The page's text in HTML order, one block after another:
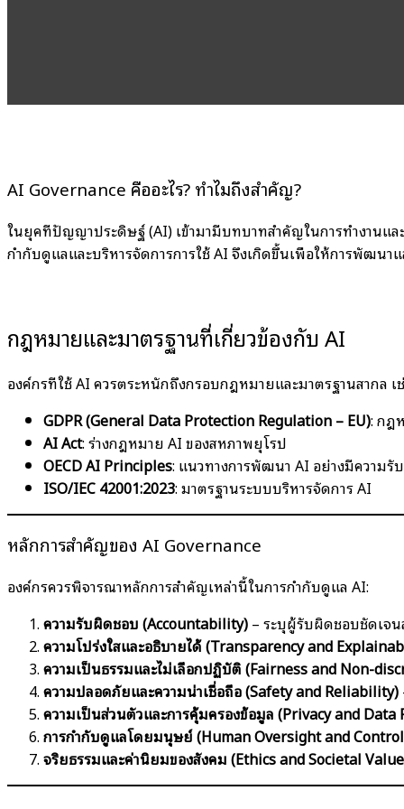
AI Governance คืออะไร? ทำไมถึงสำคัญ?
ในยุคที่ปัญญาประดิษฐ์ (AI) เข้ามามีบทบาทสำคัญในการทำงานแล
กำกับดูแลและบริหารจัดการการใช้ AI จึงเกิดขึ้นเพื่อให้การพัฒนา
กฎหมายและมาตรฐานที่เกี่ยวข้องกับ AI
องค์กรที่ใช้ AI ควรตระหนักถึงกรอบกฎหมายและมาตรฐานสากล เ
GDPR (General Data Protection Regulation – EU): กฎ
AI Act: ร่างกฎหมาย AI ของสหภาพยุโรป
OECD AI Principles: แนวทางการพัฒนา AI อย่างมีความ
ISO/IEC 42001:2023: มาตรฐานระบบบริหารจัดการ AI
หลักการสำคัญของ AI Governance
องค์กรควรพิจารณาหลักการสำคัญเหล่านี้ในการกำกับดูแล AI:
ความรับผิดชอบ (Accountability)– ระบุผู้รับผิดชอบชัดเจน
ความโปร่งใสและอธิบายได้ (Transparency and
ความเป็นธรรมและไม่เลือกปฏิบัติ (Fairness and Non-
ความปลอดภัยและความน่าเชื่อถือ (Safety and Reliability)
ความเป็นส่วนตัวและการคุ้มครองข้อมูล (Privacy and Data
การกำกับดูแลโดยมนุษย์ (Human Oversight and
จริยธรรมและค่านิยมของสังคม (Ethics and Societal